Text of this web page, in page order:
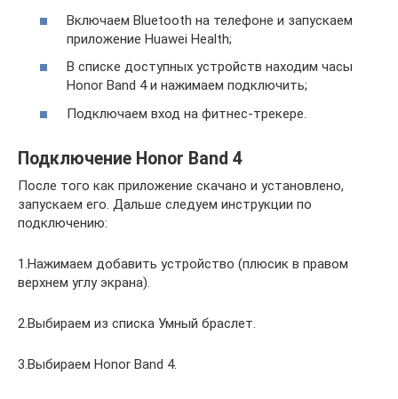
Включаем Bluetooth на телефоне и запускаем
приложение Huawei Health;
В списке доступных устройств находим часы
Honor Band 4 и нажимаем подключить;
Подключаем вход на фитнес-трекере.
Подключение Honor Band 4
После того как приложение скачано и установлено,
запускаем его. Дальше следуем инструкции по
подключению:
1.Нажимаем добавить устройство (плюсик в правом
верхнем углу экрана).
2.Выбираем из списка Умный браслет.
3.Выбираем Honor Band 4.